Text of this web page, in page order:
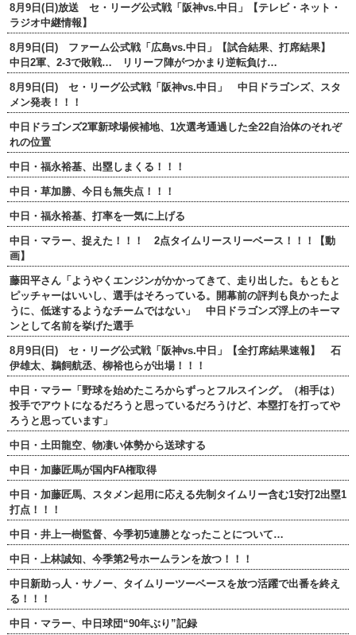
8月9日(日)放送 セ・リーグ公式戦「阪神vs.中日」【テレビ・ネット・
ラジオ中継情報】
8月9日(日) ファーム公式戦「広島vs.中日」【試合結果、打席結果】
中日2軍、2-3で敗戦… リリーフ陣がつかまり逆転負け…
8月9日(日) セ・リーグ公式戦「阪神vs.中日」 中日ドラゴンズ、スタ
メン発表！！！
中日ドラゴンズ2軍新球場候補地、1次選考通過した全22自治体のそれぞ
れの位置
中日・福永裕基、出塁しまくる！！！
中日・草加勝、今日も無失点！！！
中日・福永裕基、打率を一気に上げる
中日・マラー、捉えた！！！ 2点タイムリースリーベース！！！【動
画】
藤田平さん「ようやくエンジンがかかってきて、走り出した。もともと
ピッチャーはいいし、選手はそろっている。開幕前の評判も良かったよ
うに、低迷するようなチームではない」 中日ドラゴンズ浮上のキーマ
ンとして名前を挙げた選手
8月9日(日) セ・リーグ公式戦「阪神vs.中日」【全打席結果速報】 石
伊雄太、鵜飼航丞、柳裕也らが出場！！！
中日・マラー「野球を始めたころからずっとフルスイング。（相手は）
投手でアウトになるだろうと思っているだろうけど、本塁打を打ってや
ろうと思っています」
中日・土田龍空、物凄い体勢から送球する
中日・加藤匠馬が国内FA権取得
中日・加藤匠馬、スタメン起用に応える先制タイムリー含む1安打2出塁1
打点！！！
中日・井上一樹監督、今季初5連勝となったことについて…
中日・上林誠知、今季第2号ホームランを放つ！！！
中日新助っ人・サノー、タイムリーツーベースを放つ活躍で出番を終え
る！！！
中日・マラー、中日球団“90年ぶり”記録